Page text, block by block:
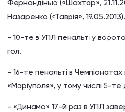
Фернандінью («Шахтар»,
Назаренко («Таврія», 19.05.2013).
- 10-те в УПЛ пенальті у
гол.
- 16-те пенальті в
«Маріуполя», у тому числі 5-те
- «Динамо» 17-й раз в УПЛ